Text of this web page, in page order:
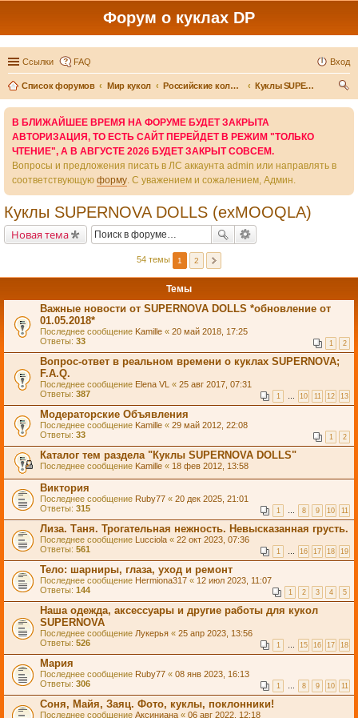
Форум о куклах DP
Ссылки FAQ Вход
Список форумов Мир кукол Российские коллекционные куклы
Куклы SUPERNOVA DOLLS (exMOOQLA)
В БЛИЖАЙШЕЕ ВРЕМЯ НА ФОРУМЕ БУДЕТ ЗАКРЫТА
АВТОРИЗАЦИЯ, ТО ЕСТЬ САЙТ ПЕРЕЙДЕТ В РЕЖИМ "ТОЛЬКО
ЧТЕНИЕ", А В АВГУСТЕ 2026 БУДЕТ ЗАКРЫТ СОВСЕМ.
Вопросы и предложения писать в ЛС аккаунта admin или направлять в
соответствующую форму. С уважением и сожалением, Админ.
Куклы SUPERNOVA DOLLS (exMOOQLA)
Новая тема
54 темы 1 2
Темы
Важные новости от SUPERNOVA DOLLS *обновление от
01.05.2018*
Последнее сообщение Kamille « 20 май 2018, 17:25
Ответы: 33 1 2
Вопрос-ответ в реальном времени о куклах SUPERNOVA;
F.A.Q.
Последнее сообщение Elena VL « 25 авг 2017, 07:31
Ответы: 387 1 … 10 11 12 13
Модераторские Объявления
Последнее сообщение Kamille « 29 май 2012, 22:08
Ответы: 33 1 2
Каталог тем раздела "Куклы SUPERNOVA DOLLS"
Последнее сообщение Kamille « 18 фев 2012, 13:58
Виктория
Последнее сообщение Ruby77 « 20 дек 2025, 21:01
Ответы: 315 1 … 8 9 10 11
Лиза. Таня. Трогательная нежность. Невысказанная грусть.
Последнее сообщение Lucciola « 22 окт 2023, 07:36
Ответы: 561 1 … 16 17 18 19
Тело: шарниры, глаза, уход и ремонт
Последнее сообщение Hermiona317 « 12 июл 2023, 11:07
Ответы: 144 1 2 3 4 5
Наша одежда, аксессуары и другие работы для кукол
SUPERNOVA
Последнее сообщение Лукерья « 25 апр 2023, 13:56
Ответы: 526 1 … 15 16 17 18
Мария
Последнее сообщение Ruby77 « 08 янв 2023, 16:13
Ответы: 306 1 … 8 9 10 11
Соня, Майя, Заяц. Фото, куклы, поклонники!
Последнее сообщение Аксиниана « 06 авг 2022, 12:18